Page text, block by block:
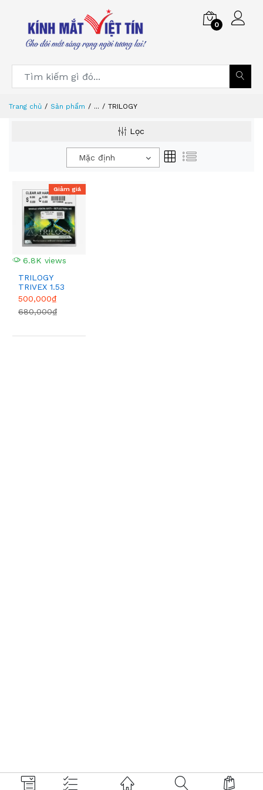
0
Trang chủ Sản phẩm ... TRILOGY
Lọc
Mặc định
6.8K views
Giảm giá
TRILOGY
TRIVEX 1.53
HMC
500,000₫
680,000₫